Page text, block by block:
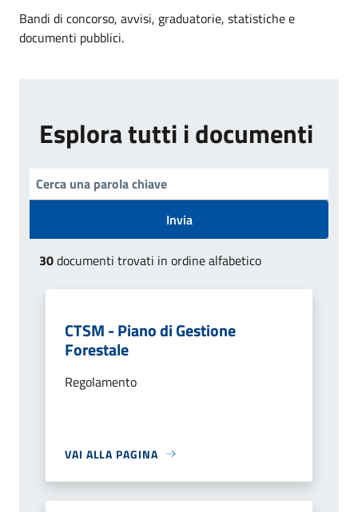
Bandi di concorso, avvisi, graduatorie, statistiche e
documenti pubblici.
Esplora tutti i documenti
Invia
30documenti trovati in ordine alfabetico
CTSM - Piano di Gestione
Forestale
Regolamento
VAI ALLA PAGINA